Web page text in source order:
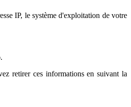
IP, le système d'exploitation de votre
retirer ces informations en suivant la